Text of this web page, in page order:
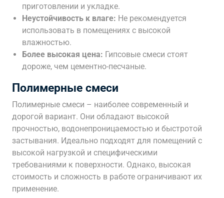
приготовлении и укладке.
Неустойчивость к влаге: Не рекомендуется
использовать в помещениях с высокой
влажностью.
Более высокая цена: Гипсовые смеси стоят
дороже, чем цементно-песчаные.
Полимерные смеси
Полимерные смеси – наиболее современный и
дорогой вариант. Они обладают высокой
прочностью, водонепроницаемостью и быстротой
застывания. Идеально подходят для помещений с
высокой нагрузкой и специфическими
требованиями к поверхности. Однако, высокая
стоимость и сложность в работе ограничивают их
применение.